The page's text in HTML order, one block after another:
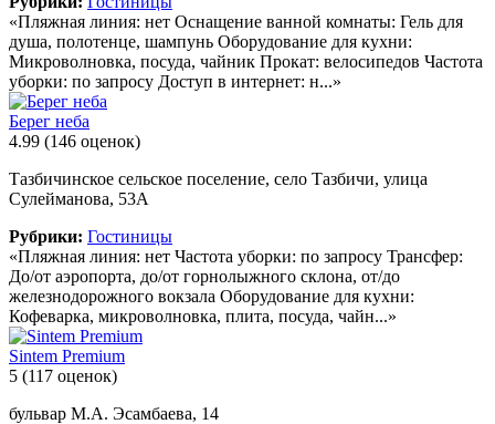
«Пляжная линия: нет Оснащение ванной комнаты: Гель для
душа, полотенце, шампунь Оборудование для кухни:
Микроволновка, посуда, чайник Прокат: велосипедов Частота
уборки: по запросу Доступ в интернет: н...»
Берег неба
4.99 (146 оценок)
Тазбичинское сельское поселение, село Тазбичи, улица
Сулейманова, 53А
Рубрики: Гостиницы
«Пляжная линия: нет Частота уборки: по запросу Трансфер:
До/от аэропорта, до/от горнолыжного склона, от/до
железнодорожного вокзала Оборудование для кухни:
Кофеварка, микроволновка, плита, посуда, чайн...»
Sintem Premium
5 (117 оценок)
бульвар М.А. Эсамбаева, 14